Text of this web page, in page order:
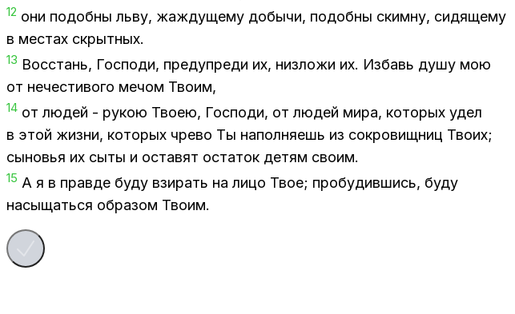
12 они по­доб­ны льву, жаж­ду­ще­му до­бы­чи, по­доб­ны ским­ну, си­дя­ще­му
в ме­стах скрыт­ных.
13 Вос­стань, Гос­по­ди, пре­ду­пре­ди их, низ­ло­жи их. Из­бавь душу мою
от нече­сти­во­го ме­чом Тво­им,
14 от лю­дей - ру­кою Тво­ею, Гос­по­ди, от лю­дей мира, ко­то­рых удел
в этой жиз­ни, ко­то­рых чре­во Ты на­пол­ня­ешь из со­кро­вищ­ниц Тво­их;
сы­но­вья их сыты и оста­вят оста­ток де­тям сво­им.
15 А я в прав­де буду взи­рать на лицо Твое; про­бу­див­шись, буду
на­сы­щать­ся об­ра­зом Тво­им.